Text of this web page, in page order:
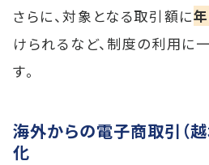
さらに、対象となる取引額に
けられるなど、制度の利用に
す。
海外からの電子商取引（
化